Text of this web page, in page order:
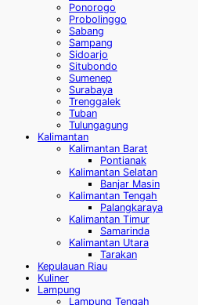
Ponorogo
Probolinggo
Sabang
Sampang
Sidoarjo
Situbondo
Sumenep
Surabaya
Trenggalek
Tuban
Tulungagung
Kalimantan
Kalimantan Barat
Pontianak
Kalimantan Selatan
Banjar Masin
Kalimantan Tengah
Palangkaraya
Kalimantan Timur
Samarinda
Kalimantan Utara
Tarakan
Kepulauan Riau
Kuliner
Lampung
Lampung Tengah